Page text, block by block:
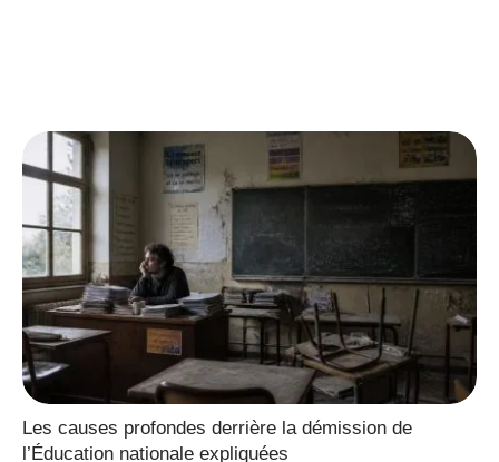
Les causes profondes derrière la démission de
l’Éducation nationale expliquées